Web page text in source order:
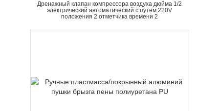
Дренажный клапан компрессора воздуха дюйма 1/2
электрический автоматический с путем 220V
положения 2 отметчика времени 2